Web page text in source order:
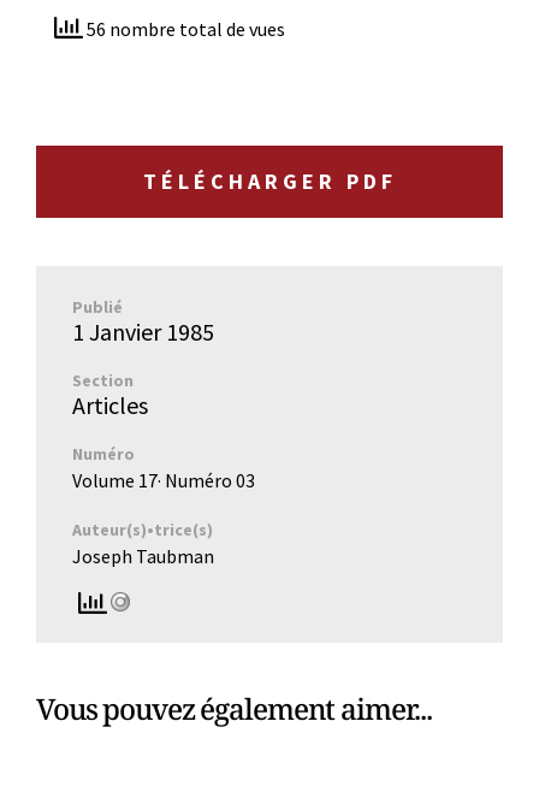
56 nombre total de vues
TÉLÉCHARGER PDF
Publié
1 Janvier 1985
Section
Articles
Numéro
Volume 17· Numéro 03
Auteur(s)•trice(s)
Joseph Taubman
Vous pouvez également aimer...